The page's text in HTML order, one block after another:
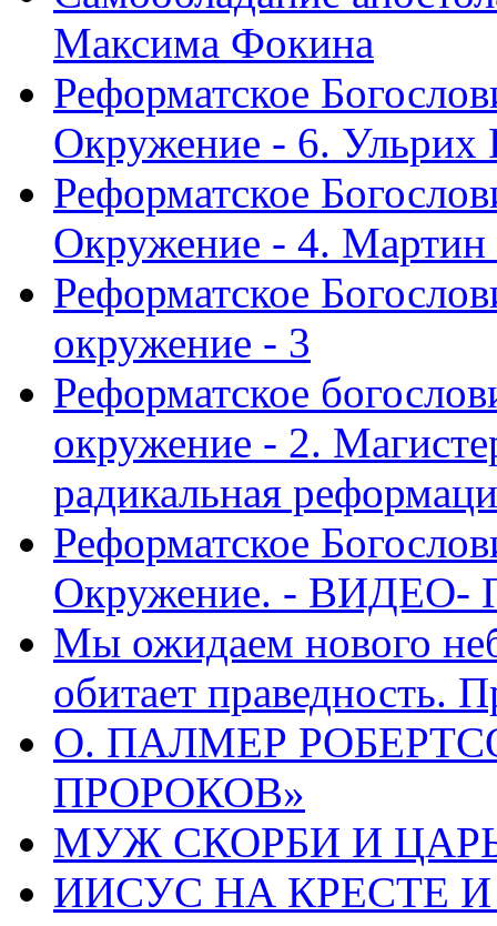
Максима Фокина
Реформатское
Окружение - 6. Ульрих
Реформатское
Окружение - 4.
Реформатское
окружение - 3
Реформатское
окружение - 2.
радикальная
Реформатское
Окружение. - ВИДЕО-
Мы ожидаем нового
обитает праведность.
О. ПАЛМЕР
ПРОРОКОВ»
МУЖ СКОРБИ И ЦАРЬ
ИИСУС НА КРЕСТЕ